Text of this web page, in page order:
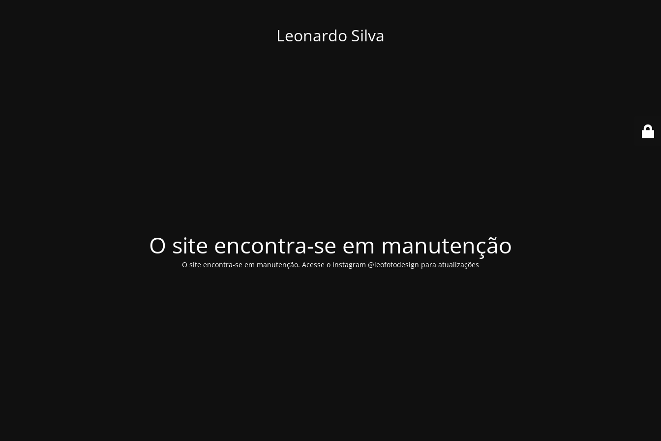
Leonardo Silva
O site encontra-se em manutenção
O site encontra-se em manutenção. Acesse o Instagram @leofotodesign para atualizações